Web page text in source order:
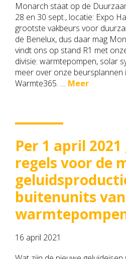
Monarch staat op de
28 en 30 sept., locatie: Expo
grootste vakbeurs voor
de Benelux, dus daar mag
vindt ons op stand R1 met
divisie: warmtepompen, solar
meer over onze beursplannen
Warmte365. … Meer
Per 1 april
regels voor de
buitenunits
16 april 2021